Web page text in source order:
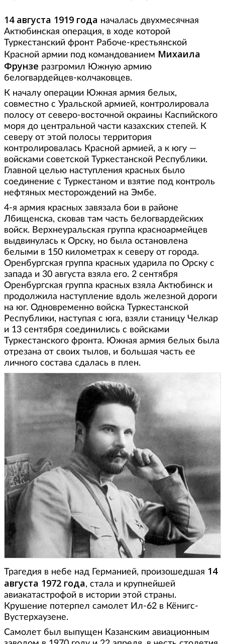
14 августа 1919 года началась двухмесячная
Актюбинская операция, в ходе которой
Туркестанский фронт Рабоче-крестьянской
Красной армии под командованием Михаила
Фрунзе разгромил Южную армию
белогвардейцев-колчаковцев.
К началу операции Южная армия белых,
совместно с Уральской армией, контролировала
полосу от северо-восточной окраины Каспийского
моря до центральной части казахских степей. К
северу от этой полосы территория
контролировалась Красной армией, а к югу —
войсками советской Туркестанской Республики.
Главной целью наступления красных было
соединение с Туркестаном и взятие под контроль
нефтяных месторождений на Эмбе.
4-я армия красных завязала бои в районе
Лбищенска, сковав там часть белогвардейских
войск. Верхнеуральская группа красноармейцев
выдвинулась к Орску, но была остановлена
белыми в 150 километрах к северу от города.
Оренбургская группа красных ударила по Орску с
запада и 30 августа взяла его. 2 сентября
Оренбургская группа красных взяла Актюбинск и
продолжила наступление вдоль железной дороги
на юг. Одновременно войска Туркестанской
Республики, наступая с юга, взяли станицу Челкар
и 13 сентября соединились с войсками
Туркестанского фронта. Южная армия белых была
отрезана от своих тылов, и большая часть ее
личного состава сдалась в плен.
Трагедия в небе над Германией, произошедшая 14
августа 1972 года, стала и крупнейшей
авиакатастрофой в истории этой страны.
Крушение потерпел самолет Ил-62 в Кёнигс-
Вустерхаузене.
Самолет был выпущен Казанским авиационным